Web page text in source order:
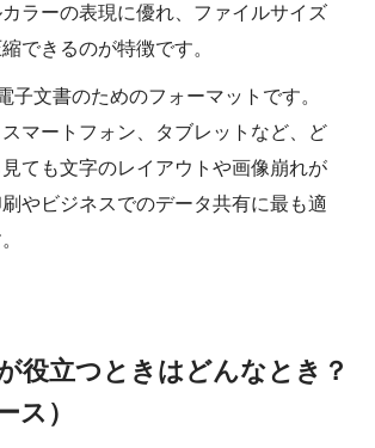
ラーの表現に優れ、ファイルサイズ
できるのが特徴です。
子文書のためのフォーマットです。
マートフォン、タブレットなど、ど
ても文字のレイアウトや画像崩れが
やビジネスでのデータ共有に最も適
役立つときはどんなとき？
ス）